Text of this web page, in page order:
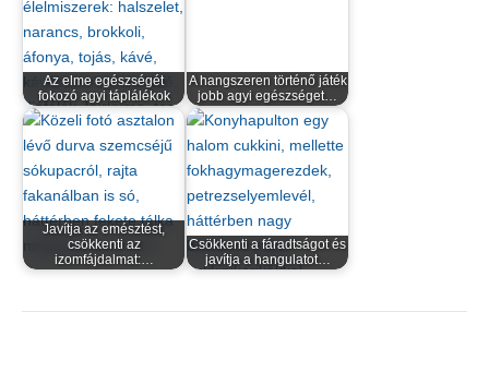
Az elme egészségét
fokozó agyi táplálékok
A hangszeren történő játék
jobb agyi egészséget…
Javítja az emésztést,
csökkenti az
izomfájdalmat:…
Csökkenti a fáradtságot és
javítja a hangulatot…